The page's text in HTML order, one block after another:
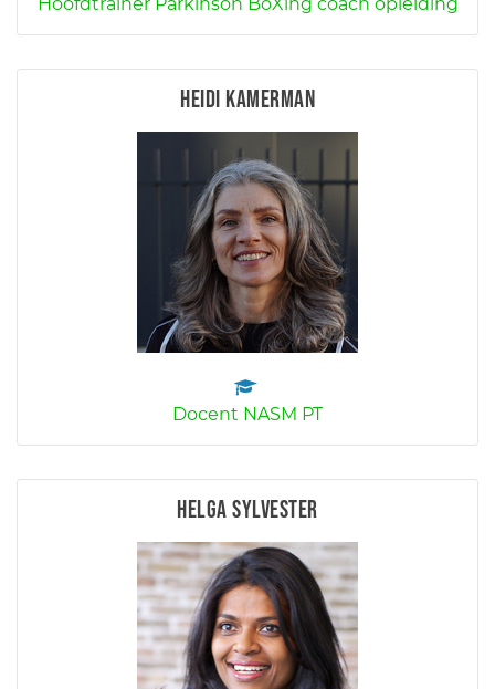
Heidi Kamerman
Docent NASM PT
Helga Sylvester